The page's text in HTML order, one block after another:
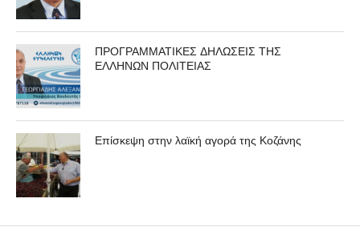
ΠΡΟΓΡΑΜΜΑΤΙΚΕΣ ΔΗΛΩΣΕΙΣ ΤΗΣ
ΕΛΛΗΝΩΝ ΠΟΛΙΤΕΙΑΣ
Επίσκεψη στην λαϊκή αγορά της Κοζάνης